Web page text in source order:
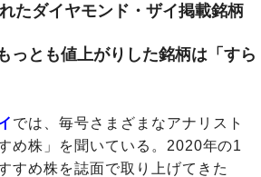
たダイヤモンド・ザイ掲載銘柄
っとも値上がりした銘柄は「すら
では、毎号さまざまなアナリスト
め株」を聞いている。2020年の1
すめ株を誌面で取り上げてきた